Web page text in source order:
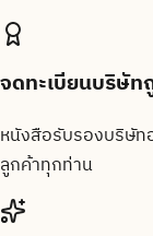
จดทะเบียนบริษั
หนังสือรับรองบริษั
ลูกค้าทุกท่าน